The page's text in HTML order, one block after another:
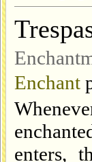
Enchant
enters,